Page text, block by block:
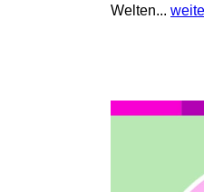
Welten...